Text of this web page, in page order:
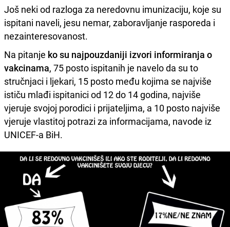
Još neki od razloga za neredovnu imunizaciju, koje su
ispitani naveli, jesu nemar, zaboravljanje rasporeda i
nezainteresovanost.
Na pitanje ko su najpouzdaniji izvori informiranja o
vakcinama, 75 posto ispitanih je navelo da su to
stručnjaci i ljekari, 15 posto među kojima se najviše
ističu mlađi ispitanici od 12 do 14 godina, najviše
vjeruje svojoj porodici i prijateljima, a 10 posto najviše
vjeruje vlastitoj potrazi za informacijama, navode iz
UNICEF-a BiH.